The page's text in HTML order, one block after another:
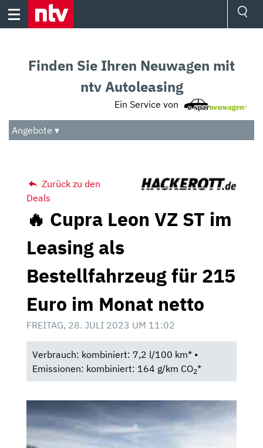
Skip
Audio
Das Beste
Finden Sie Ihren Neuwagen mit
ntv Autoleasing
Ein Service von
Angebote ▾
Zurück zu den
Deals
🔥 Cupra Leon VZ ST im
Leasing als
Bestellfahrzeug für 215
Euro im Monat netto
FREITAG, 28. JULI 2023 UM 11:02
Verbrauch: kombiniert: 7,2 l/100 km* •
Emissionen: kombiniert: 164 g/km CO2*